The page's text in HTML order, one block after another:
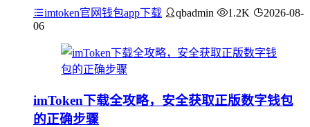
imtoken官网钱包app下载 qbadmin 1.2K
2026-08-
06
imToken下载全攻略，安全获取正版数字钱包
的正确步骤